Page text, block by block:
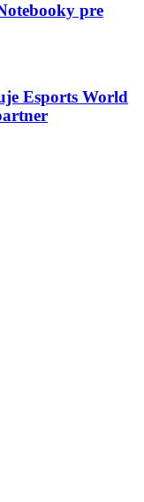
pre
Esports World